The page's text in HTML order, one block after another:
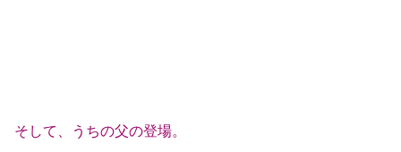
そして、うちの父の登場。